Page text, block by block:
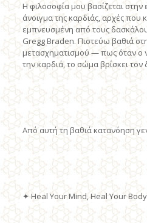
Η φιλοσοφία μου βασίζεται
άνοιγμα της καρδιάς, αρχές που
εμπνευσμένη από τους
Gregg Braden. Πιστεύω βαθιά
μετασχηματισμού — πως όταν ο
την καρδιά, το σώμα βρίσκει
Από αυτή τη βαθιά κατανόηση
✦ Heal Your Mind, Heal Your Body